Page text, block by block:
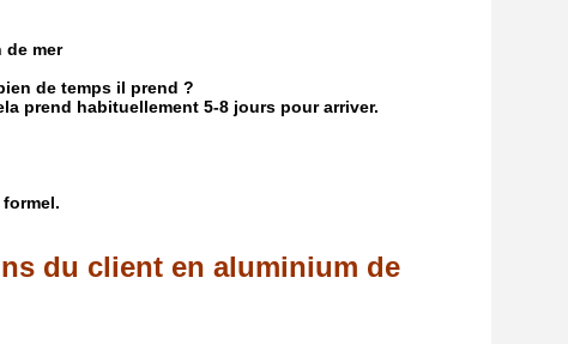
de mer
de temps il prend ?
prend habituellement 5-8 jours pour arriver.
du client en aluminium de